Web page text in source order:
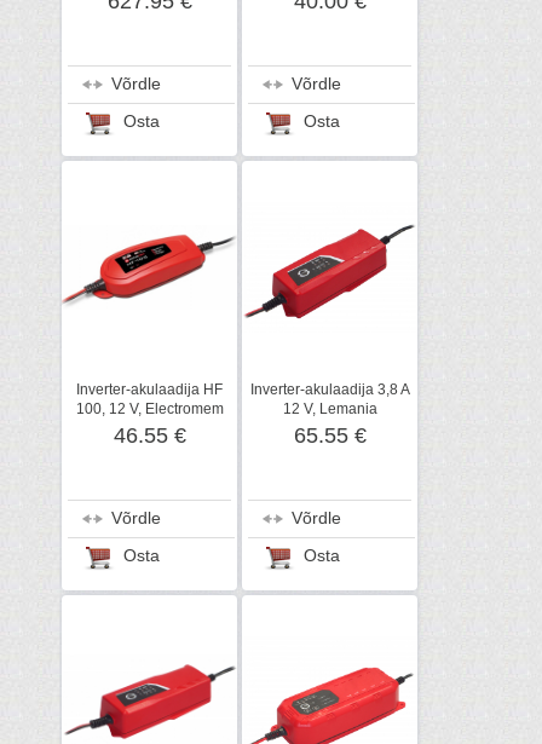
Võrdle
Osta
Võrdle
Osta
Inverter-akulaadija HF
100, 12 V, Electromem
46.55 €
Võrdle
Osta
Inverter-akulaadija 3,8 A
12 V, Lemania
65.55 €
Võrdle
Osta